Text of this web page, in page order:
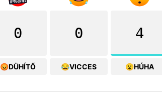
0
😡DÜHÍTŐ
0
😂VICCES
4
😮HÚHA